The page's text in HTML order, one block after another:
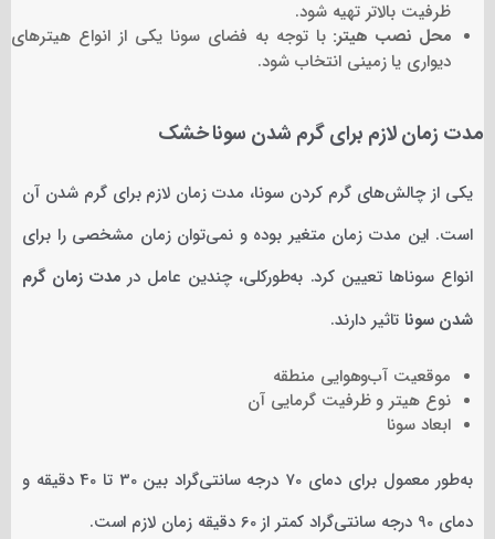
ظرفیت بالاتر تهیه شود.
محل نصب هیتر:با توجه به فضای سونا یکی از انواع هیترهای
دیواری یا زمینی انتخاب شود.
مدت زمان لازم برای گرم شدن سونا خشک
یکی از چالش‌های گرم کردن سونا، مدت زمان لازم برای گرم شدن آن
است. این مدت زمان متغیر بوده و نمی‌توان زمان مشخصی را برای
انواع سوناها تعیین کرد. به‌طورکلی، چندین عامل درمدت زمان گرم
شدن سوناتاثیر دارند.
موقعیت آب‌وهوایی منطقه
نوع هیتر و ظرفیت گرمایی آن
ابعاد سونا
به‌طور معمول برای دمای 70 درجه سانتی‌گراد بین 30 تا 40 دقیقه و
دمای 90 درجه سانتی‌گراد کمتر از 60 دقیقه زمان لازم است.